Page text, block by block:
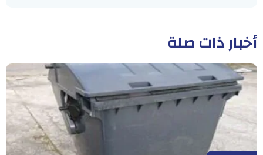
أخبار ذات صلة